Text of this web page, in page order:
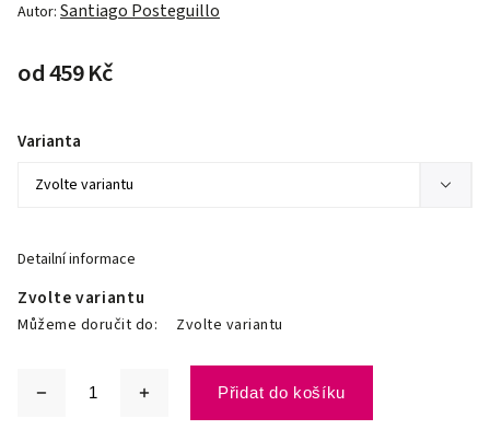
Autor: Santiago Posteguillo
od459 Kč
Zvolte variantu
Můžeme doručit do: Zvolte variantu
Varianta
Přidat do košíku
Detailní informace